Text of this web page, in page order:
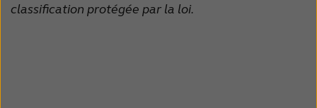
classification protégée par la loi.